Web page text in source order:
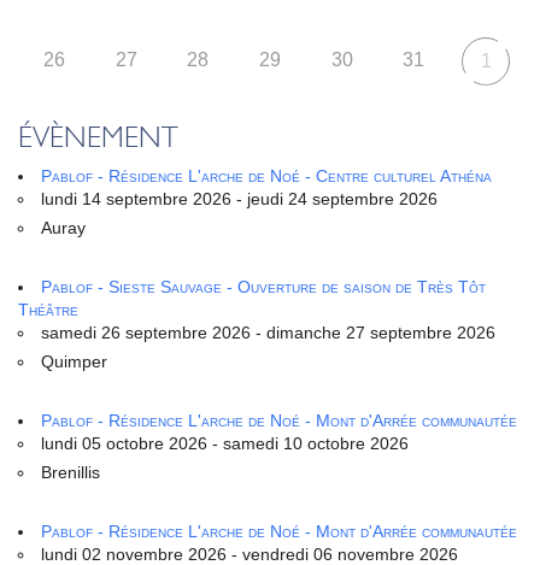
26 27 28 29 30 31 1
ÉVÈNEMENT
Pablof - Résidence L'arche de Noé - Centre culturel Athéna
lundi 14 septembre 2026 - jeudi 24 septembre 2026
Auray
Pablof - Sieste Sauvage - Ouverture de saison de Très Tôt
Théâtre
samedi 26 septembre 2026 - dimanche 27 septembre 2026
Quimper
Pablof - Résidence L'arche de Noé - Mont d'Arrée communautée
lundi 05 octobre 2026 - samedi 10 octobre 2026
Brenillis
Pablof - Résidence L'arche de Noé - Mont d'Arrée communautée
lundi 02 novembre 2026 - vendredi 06 novembre 2026